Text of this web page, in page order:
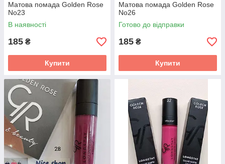
Матова помада Golden Rose
No23
В наявності
185 ₴
Купити
Матова помада Golden Rose
No26
Готово до відправки
185 ₴
Купити